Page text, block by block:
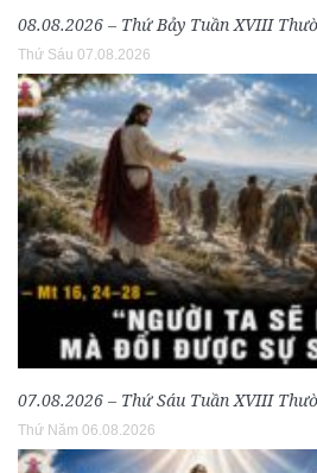
08.08.2026 – Thứ Bảy Tuần XVIII
Thứ Sáu 07.08.2026
07.08.2026 – Thứ Sáu Tuần XVIII
Thứ Năm 06.08.2026